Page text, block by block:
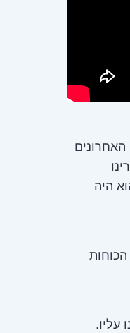
האחרונים
ו40 אלף שקל. הוא היה
עליו.